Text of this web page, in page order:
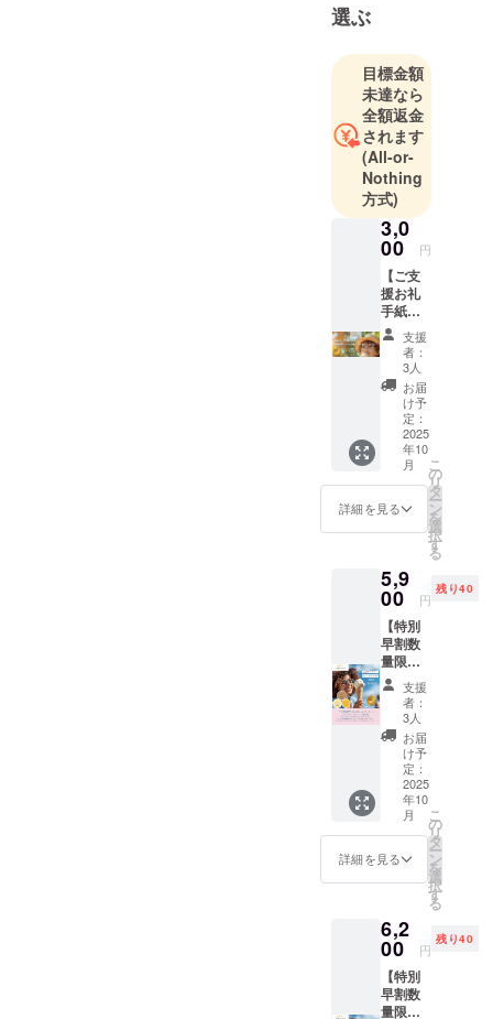
会「どや
会」主宰。
2018年サラ
リーマンを
しなが
ら、”DO
Your Action
＝自分自身
で行動す
る”を企業理
念とするグ
ループとし
て、「株式
会社
DOYAKAI」
設立。
2020年フー
ド・マイノ
リティ研究
家として、
アレルギー
やベジタリ
ヴィーガン
やムスリム
のハラル
フードな
ど、食に制
限のある人
たちが、区
切られるこ
となく、仲
間と一緒に
安心して安
全に食事が
できるよう
いから、日
本初！食の
有識者によ
るフード・
選ぶ
目標金額
未達なら
全額返金
されます
(All-or-
Nothing
方式)
3,0
00 円
【ご支
援お礼
手紙】
プロ
ジェク
トを通
じて、
安心し
て安全
に友達
や家族
と一緒
に食事
ができ
る環境
づくり
してご
支援し
て頂け
る方
に、プ
ロジェ
クト発
起人の
笠井か
らお礼
手紙
（有効
期限：
2025年
10月か
ら2025
年12月
ン付
き）を
メール
させて
頂きま
支援
者：
3人
お届
け予
定：
2025
年10
月
詳細を見る
こ
の
リ
タ
ー
ン
を
選
択
す
る
5,9
00 円
残り40
【特別
早割数
量限定
２
０％OF
F三ツ星
ジェ
ラート
新フ
レー
バー＋
ご支援
お礼手
紙】 新
フレー
バーの
茶、さ
つまい
も、か
ぼちゃ
を特別
早割価
支援
者：
3人
お届
け予
定：
2025
年10
月
詳細を見る
こ
の
リ
タ
ー
ン
を
選
択
す
る
6,2
00 円
残り40
【特別
早割数
量限定